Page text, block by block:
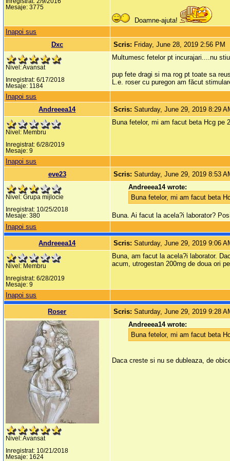
Mesaje: 3775
Doamne-ajuta!
Inapoi sus
Dxc
Scris: Friday, June 28, 2019 2:56 PM
Nivel: Avansat
Inregistrat: 6/17/2018
Mesaje: 1184
Multumesc fetelor pt incurajari....nu
pup fete dragi si ma rog pt toate sa
L.e. roser cu puregon am făcut
Inapoi sus
Andreeea14
Scris:Saturday, June 29, 2019 8:29
Nivel: Membru
Inregistrat: 6/28/2019
Mesaje: 9
Buna fetelor, mi am facut beta Hcg
Inapoi sus
eve23
Scris:Saturday, June 29, 2019 8:53
Nivel: Grupa mijlocie
Inregistrat: 10/25/2018
Mesaje: 380
Andreeea14 wrote:
Buna fetelor, mi am facut beta
Buna. Ai facut la acela?i laborator?
Inapoi sus
Andreeea14 Scris:Saturday, June 29, 2019 9:06
Nivel: Membru
Inregistrat: 6/28/2019
Mesaje: 9
Buna, am facut la acela?i laborator.
acum, utrogestan 200mg de doua ori
Inapoi sus
Roser Scris:Saturday, June 29, 2019 9:28
Nivel: Avansat
Inregistrat: 10/21/2018
Mesaje: 1624
Andreeea14 wrote:
Buna fetelor, mi am facut beta
Daca creste si nu se dubleaza, de